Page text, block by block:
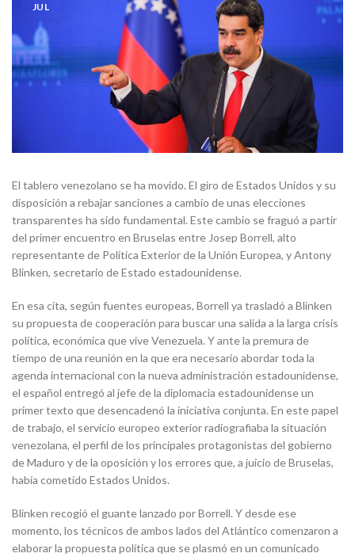
JUL
El tablero venezolano se ha movido. El giro de Estados Unidos y su
disposición a rebajar sanciones a cambio de unas elecciones
transparentes ha sido fundamental. Este cambio se fraguó a partir
del primer encuentro en Bruselas entre Josep Borrell, alto
representante de Política Exterior de la Unión Europea, y Antony
Blinken, secretario de Estado estadounidense.
En esa cita, según fuentes europeas, Borrell ya trasladó a Blinken
su propuesta de cooperación para buscar una salida a la larga crisis
política, económica que vive Venezuela. Y ante la premura de
tiempo de una reunión en la que era necesario abordar toda la
agenda internacional con la nueva administración estadounidense,
el español entregó al jefe de la diplomacia estadounidense un
primer texto que desencadenó la iniciativa conjunta. En este papel
de trabajo, el servicio europeo exterior radiografiaba la situación
venezolana, el perfil de los principales protagonistas del gobierno
de Maduro y de la oposición y los errores que, a juicio de Bruselas,
había cometido Estados Unidos.
Blinken recogió el guante lanzado por Borrell. Y desde ese
momento, los técnicos de ambos lados del Atlántico comenzaron a
elaborar la propuesta política que se plasmó en un comunicado